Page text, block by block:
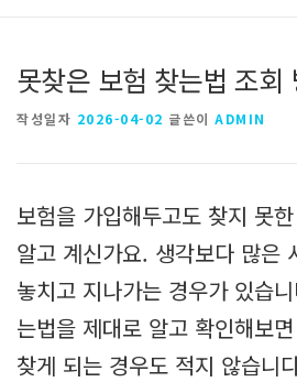
못찾은 보험 찾는법 조회
작성일자 2026-04-02 글쓴이 ADMIN
보험을 가입해두고도 찾지 못
알고 계신가요. 생각보다 많은
놓치고 지나가는 경우가 있습
는법을 제대로 알고 확인해보
찾게 되는 경우도 적지 않습니